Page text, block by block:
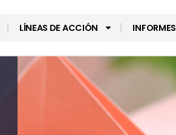
LÍNEAS DE ACCIÓN INFORMES